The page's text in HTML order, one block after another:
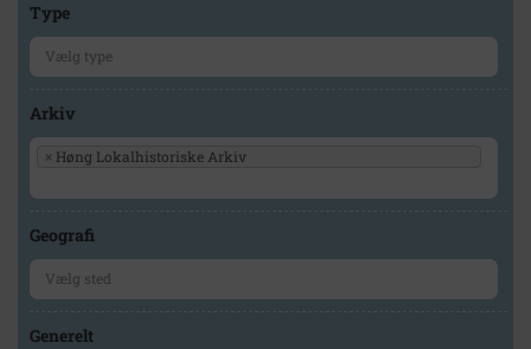
Type
Arkiv
× Høng Lokalhistoriske Arkiv
Geografi
Generelt